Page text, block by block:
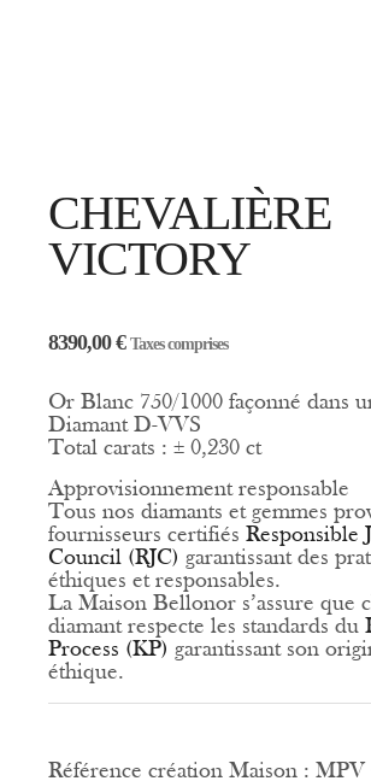
CHEVALIÈRE
VICTORY
8390,00€ Taxes comprises
Or Blanc 750/1000 façonné dans
Diamant D-VVS
Total carats : ± 0,230 ct
Approvisionnement responsable
Tous nos diamants et gemmes
fournisseurs certifiés Responsible
Council (RJC) garantissant des
éthiques et responsables.
La Maison Bellonor s’assure que
diamant respecte les standards du
Process (KP) garantissant son
éthique.
Référence création Maison : MPV